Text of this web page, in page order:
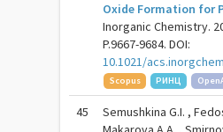
Oxide Formation for
Inorganic Chemistry.
P.9667-9684. DOI:
10.1021/
Scopus
РИНЦ
45
Semushkina G.I. ,